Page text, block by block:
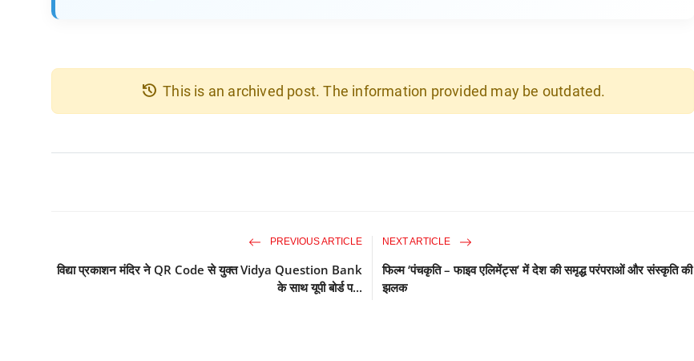
history This is an archived post. The information provided may be outdated.
PREVIOUS ARTICLE
विद्या प्रकाशन मंदिर ने QR Code से युक्त Vidya Question Bank
के साथ यूपी बोर्ड प...
NEXT ARTICLE
फिल्म ‘पंचकृति – फाइव एलिमेंट्स’ में देश की समृद्ध परंपराओं और संस्कृति की
झलक